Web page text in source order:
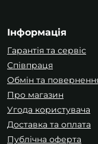
Інформація
Гарантія та сервіс
Співпраця
Обмін та
Про магазин
Угода користувача
Доставка та оплата
Публічна оферта